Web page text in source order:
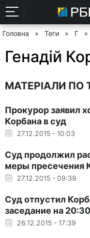
Головна » Теги » Г »
Генадій
МАТЕРІАЛИ ПО
Прокурор заявил
Корбана в суд
27.12.2015 - 10:03
Суд продолжил
меры пресечения
27.12.2015 - 09:39
Суд отпустил
заседание на 20:30
26.12.2015 - 17:39